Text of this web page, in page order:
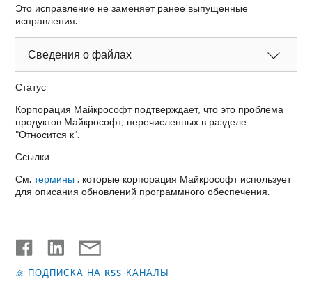
Это исправление не заменяет ранее выпущенные
исправления.
Сведения о файлах
Статус
Корпорация Майкрософт подтверждает, что это проблема
продуктов Майкрософт, перечисленных в разделе
"Относится к".
Ссылки
См.термины , которые корпорация Майкрософт использует
для описания обновлений программного обеспечения.
ПОДПИСКА НА RSS-КАНАЛЫ